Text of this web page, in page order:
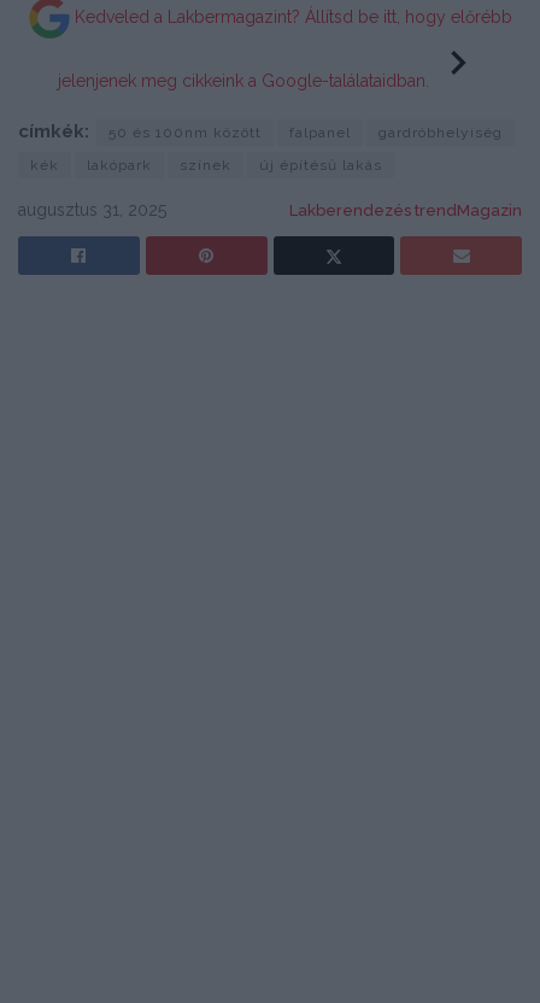
Kedveled a Lakbermagazint? Állítsd be itt, hogy előrébb
jelenjenek meg cikkeink a Google-találataidban.
címkék: 50 és 100nm között falpanel
gardróbhelyiség
kék
lakópark színek új építésű lakás
augusztus 31, 2025 Lakberendezés trendMagazin